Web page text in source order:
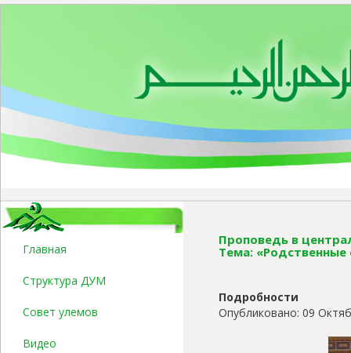
Главная
Структура ДУМ
Совет улемов
Видео
Проповедь в
Тема:
Подробности
Опубликовано: 09